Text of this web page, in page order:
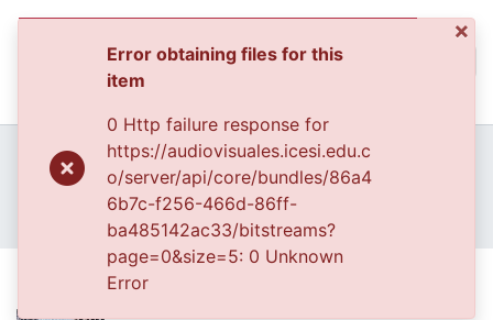
All of DSpace
Statistics
Home
Archivo del Patrimonio Fotográfico y Fílmico del Valle del Cauca
Fondo Archivo del Patrimonio Fotográfico y Fílmico del Valle del Cauca
Los Eventos
APFFVC - Fiestas, Ferias y Carnavales - Patrimonial
Fiestas del campesino
Fiestas del campesino
Error obtaining files for this
item
0 Http failure response for
https://audiovisuales.icesi.edu.c
o/server/api/core/bundles/86a4
6b7c-f256-466d-86ff-
ba485142ac33/bitstreams?
page=0&size=30: 0 Unknown
Error